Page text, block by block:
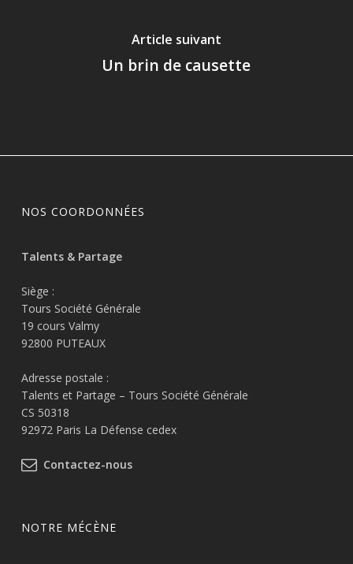
Article suivant
Un brin de causette
NOS COORDONNÉES
Talents & Partage
Siège :
Tours Société Générale
19 cours Valmy
92800 PUTEAUX
Adresse postale :
Talents et Partage – Tours Société Générale
CS 50318
92972 Paris La Défense cedex
Contactez-nous
NOTRE MÉCÈNE